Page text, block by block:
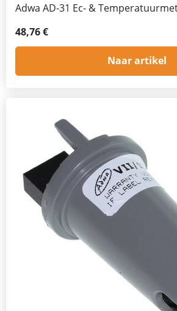
Adwa AD-31 Ec- &
48,76 €
Naar artikel